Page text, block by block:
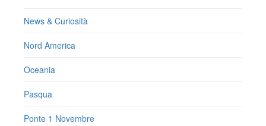
News & Curiosità
Nord America
Oceania
Pasqua
Ponte 1 Novembre